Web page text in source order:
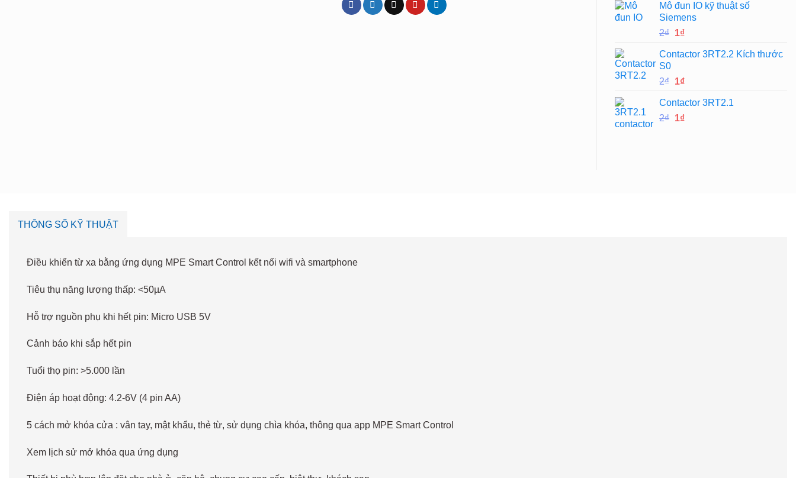
là:
2₫.
tại
là:
1₫.
Mô đun IO kỹ thuật số
Siemens
2₫ Giá
là:
1₫Giá
tại
1₫.
Contactor 3RT2.2 Kích thước
S0
2₫ Giá
là:
2₫.
1₫Giá
tại
là:
Contactor 3RT2.1
2₫ Giá
1₫Giá
THÔNG SỐ KỸ THUẬT
Điều khiển từ xa bằng ứng dụng MPE Smart Control kết nối wifi và smartphone
Tiêu thụ năng lượng thấp: <50µA
Hỗ trợ nguồn phụ khi hết pin: Micro USB 5V
Cảnh báo khi sắp hết pin
Tuổi thọ pin: >5.000 lần
Điện áp hoạt động: 4.2-6V (4 pin AA)
5 cách mở khóa cửa : vân tay, mật khẩu, thẻ từ, sử dụng chìa khóa, thông qua app MPE Smart Control
Xem lịch sử mở khóa qua ứng dụng